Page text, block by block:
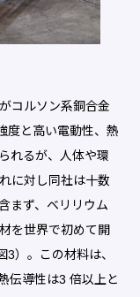
コルソン系銅合金
度と高い電動性、熱
れるが、人体や環
に対し同社は十数
まず、ベリリウム
を世界で初めて開
）。この材料は、
伝導性は3 倍以上と